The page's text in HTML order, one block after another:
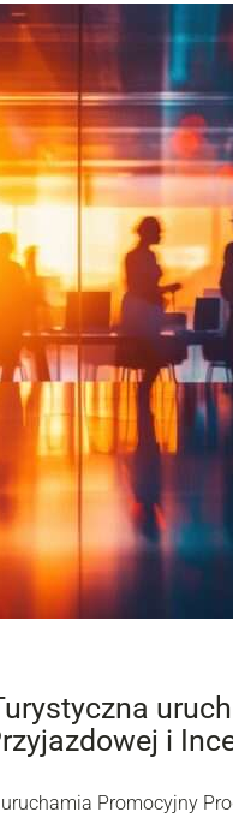
i
Promocyjny